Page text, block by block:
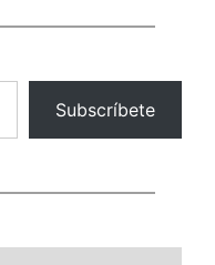
Subscríbete